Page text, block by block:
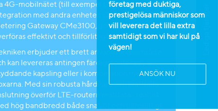
Lediga tjänster
företag med duktiga,
prestigelösa människor som
vill leverera det lilla extra
samtidigt som vi har kul på
vägen!
ANSÖK NU
4G-mobilnätet (till exempel LTE). Sömlös
med andra enheter, så som vår M-Bus
Gateway CMe3100, gör att mätdata kan
effektivt och tillförlitligt.
erbjuder ett brett användningsområde
kan levereras antingen färdigmonterad i en
kapsling eller i kombination med CGc-
Med sin robusta hårdvara och kraftfulla
överför LTE-routern mätdata i realtid
hög bandbredd både snabbt och tillförlitligt.